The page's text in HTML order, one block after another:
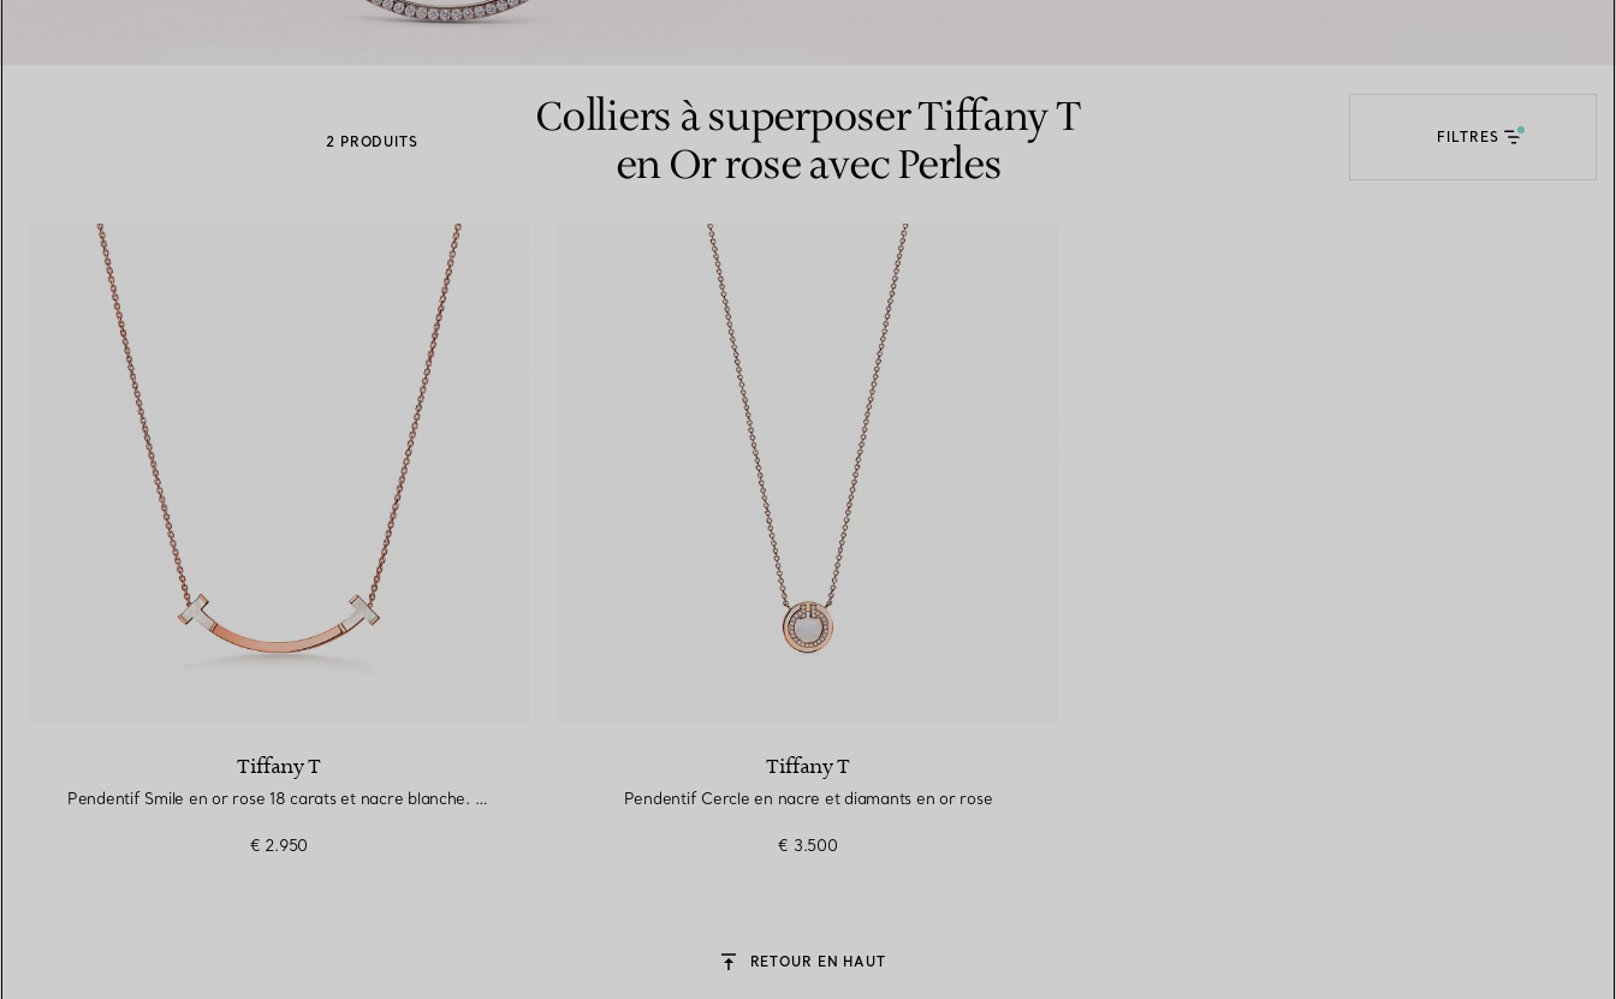
Alliances pour hommes
avec un expert en diamants Tiffany.
2 PRODUITS
Colliers à superposer Tiffany T
en Or rose avec Perles
FILTRES
Tiffany T
Pendentif Smile en or rose 18 carats et nacre blanche. Medium.
€ 2.950
Tiffany T
Pendentif Cercle en nacre et diamants en or rose
€ 3.500
RETOUR EN HAUT